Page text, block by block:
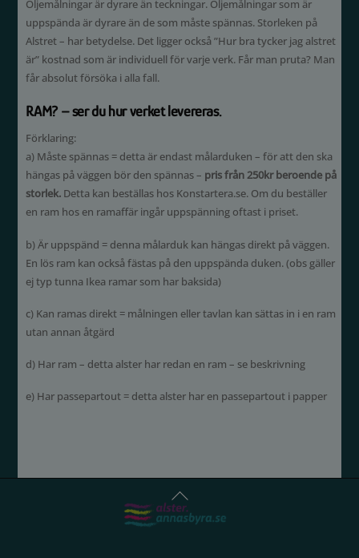
Oljemålningar är dyrare än teckningar. Oljemålningar som är
uppspända är dyrare än de som måste spännas. Storleken på
Alstret – har betydelse. Det ligger också ”Hur bra tycker jag alstret
är” kostnad som är individuell för varje verk. Får man pruta? Man
får absolut försöka i alla fall.
RAM? – ser du hur verket levereras.
Förklaring:
a) Måste spännas = detta är endast målarduken – för att den ska
hängas på väggen bör den spännas – pris från 250kr beroende på
storlek. Detta kan beställas hos Konstartera.se. Om du beställer
en ram hos en ramaffär ingår uppspänning oftast i priset.
b) Är uppspänd = denna målarduk kan hängas direkt på väggen.
En lös ram kan också fästas på den uppspända duken. (obs gäller
ej typ tunna Ikea ramar som har baksida)
c) Kan ramas direkt = målningen eller tavlan kan sättas in i en ram
utan annan åtgärd
d) Har ram – detta alster har redan en ram – se beskrivning
e) Har passepartout = detta alster har en passepartout i papper
Back
To